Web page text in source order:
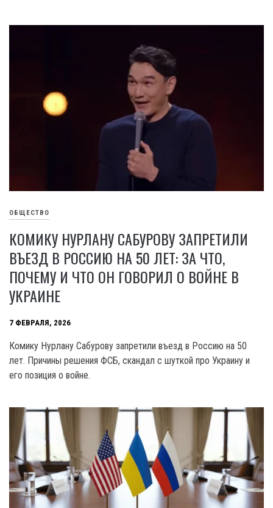
ОБЩЕСТВО
КОМИКУ НУРЛАНУ САБУРОВУ ЗАПРЕТИЛИ
ВЪЕЗД В РОССИЮ НА 50 ЛЕТ: ЗА ЧТО,
ПОЧЕМУ И ЧТО ОН ГОВОРИЛ О ВОЙНЕ В
УКРАИНЕ
7 ФЕВРАЛЯ, 2026
Комику Нурлану Сабурову запретили въезд в Россию на 50
лет. Причины решения ФСБ, скандал с шуткой про Украину и
его позиция о войне.